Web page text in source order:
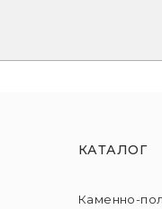
КАТАЛОГ
Каменно-